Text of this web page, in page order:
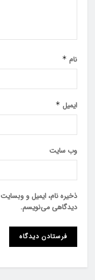
نام *
ایمیل *
وب‌ سایت
ذخیره نام، ایمیل و
دیدگاهی می‌نویسم.